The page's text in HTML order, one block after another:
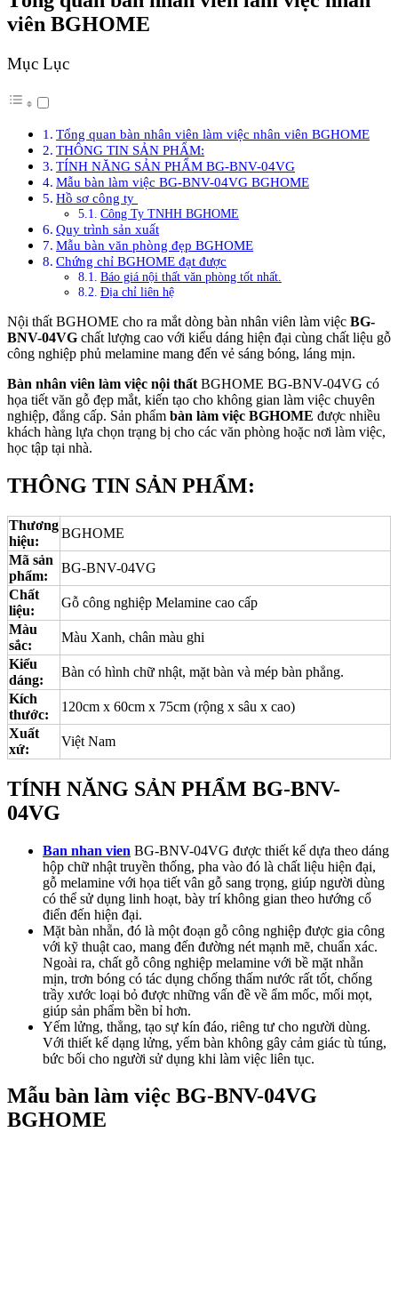
viên BGHOME
Mục Lục
Tổng quan bàn nhân viên làm việc nhân viên BGHOME
THÔNG TIN SẢN PHẨM:
TÍNH NĂNG SẢN PHẨM BG-BNV-04VG
Mẫu bàn làm việc BG-BNV-04VG BGHOME
Hồ sơ công ty
Công Ty TNHH BGHOME
Quy trình sản xuất
Mẫu bàn văn phòng đẹp BGHOME
Chứng chỉ BGHOME đạt được
Báo giá nội thất văn phòng tốt nhất.
Địa chỉ liên hệ
Nội thất BGHOME cho ra mắt dòng bàn nhân viên làm việc BG-
BNV-04VG chất lượng cao với kiểu dáng hiện đại cùng chất liệu gỗ
công nghiệp phủ melamine mang đến vẻ sáng bóng, láng mịn.
Bàn nhân viên làm việc nội thất BGHOME BG-BNV-04VG có
họa tiết văn gỗ đẹp mắt, kiến tạo cho không gian làm việc chuyên
nghiệp, đẳng cấp. Sản phẩm bàn làm việc BGHOME được nhiều
khách hàng lựa chọn trạng bị cho các văn phòng hoặc nơi làm việc,
học tập tại nhà.
THÔNG TIN SẢN PHẨM:
Thương
hiệu:
BGHOME
Mã sản
phẩm:
BG-BNV-04VG
Chất
liệu:
Gỗ công nghiệp Melamine cao cấp
Màu
sắc:
Màu Xanh, chân màu ghi
Kiểu
dáng:
Bàn có hình chữ nhật, mặt bàn và mép bàn phẳng.
Kích
thước:
120cm x 60cm x 75cm (rộng x sâu x cao)
Xuất
xứ:
Việt Nam
TÍNH NĂNG SẢN PHẨM BG-BNV-
04VG
Ban nhan vien BG-BNV-04VG được thiết kế dựa theo dáng
hộp chữ nhật truyền thống, pha vào đó là chất liệu hiện đại,
gỗ melamine với họa tiết vân gỗ sang trọng, giúp người dùng
có thể sử dụng linh hoạt, bày trí không gian theo hướng cổ
điển đến hiện đại.
Mặt bàn nhẵn, đó là một đoạn gỗ công nghiệp được gia công
với kỹ thuật cao, mang đến đường nét mạnh mẽ, chuẩn xác.
Ngoài ra, chất gỗ công nghiệp melamine với bề mặt nhẵn
mịn, trơn bóng có tác dụng chống thấm nước rất tốt, chống
trầy xước loại bỏ được những vấn đề về ẩm mốc, mối mọt,
giúp sản phẩm bền bỉ hơn.
Yếm lửng, thẳng, tạo sự kín đáo, riêng tư cho người dùng.
Với thiết kế dạng lửng, yếm bàn không gây cảm giác tù túng,
bức bối cho người sử dụng khi làm việc liên tục.
Mẫu bàn làm việc BG-BNV-04VG
BGHOME